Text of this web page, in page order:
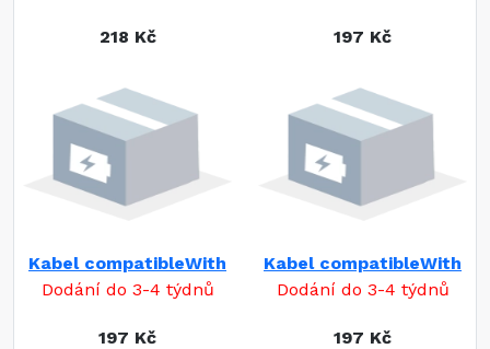
218 Kč 197 Kč
Kabel compatibleWith
Dodání do 3-4 týdnů
197 Kč
Kabel compatibleWith
Dodání do 3-4 týdnů
197 Kč